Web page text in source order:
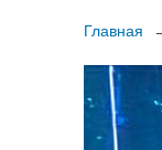
Главная